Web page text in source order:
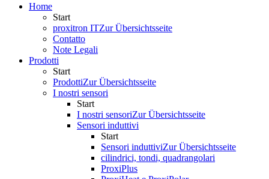
Home
Start
proxitron ITZur Übersichtsseite
Contatto
Note Legali
Prodotti
Start
ProdottiZur Übersichtsseite
I nostri sensori
Start
I nostri sensoriZur Übersichtsseite
Sensori induttivi
Start
Sensori induttiviZur Übersichtsseite
cilindrici, tondi, quadrangolari
ProxiPlus